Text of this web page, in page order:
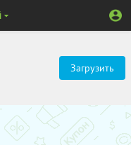
Загрузить